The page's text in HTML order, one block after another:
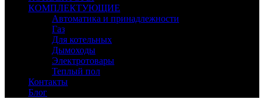
КОМПЛЕКТУЮЩИЕ
Автоматика и принадлежности
Газ
Для котельных
Дымоходы
Электротовары
Теплый пол
Контакты
Блог